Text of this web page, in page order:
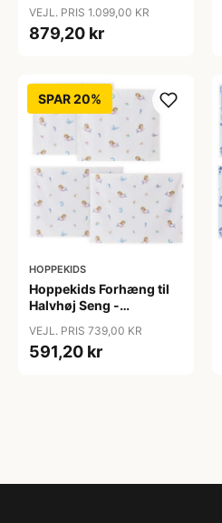
Flere Størrelser
VEJL. PRIS 1.099,00 KR
879,20 kr
SPAR 20%
HOPPEKIDS
Hoppekids Forhæng til
Halvhøj Seng -
Størrelser
VEJL. PRIS 739,00 KR
591,20 kr